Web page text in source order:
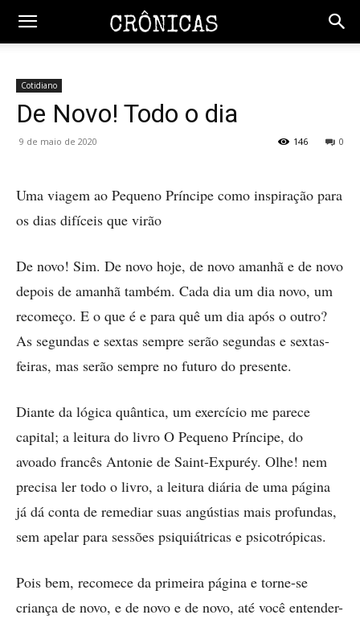
Cotidiano
De Novo! Todo o dia
9 de maio de 2020 0
146
Uma viagem ao Pequeno Príncipe como inspiração para
os dias difíceis que virão
De novo! Sim. De novo hoje, de novo amanhã e de novo
depois de amanhã também. Cada dia um dia novo, um
recomeço. E o que é e para quê um dia após o outro?
As segundas e sextas sempre serão segundas e sextas-
feiras, mas serão sempre no futuro do presente.
Diante da lógica quântica, um exercício me parece
capital; a leitura do livro O Pequeno Príncipe, do
avoado francês Antonie de Saint-Expuréy. Olhe! nem
precisa ler todo o livro, a leitura diária de uma página
já dá conta de remediar suas angústias mais profundas,
sem apelar para sessões psiquiátricas e psicotrópicas.
Pois bem, recomece da primeira página e torne-se
criança de novo, e de novo e de novo, até você entender-